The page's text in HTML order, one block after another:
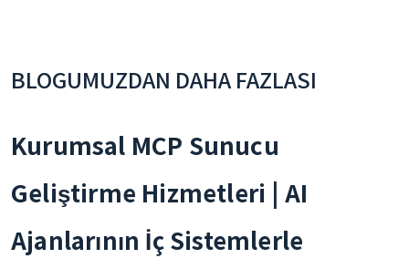
BLOGUMUZDAN DAHA FAZLASI
Kurumsal MCP Sunucu
Geliştirme Hizmetleri | AI
Ajanlarının İç Sistemlerle